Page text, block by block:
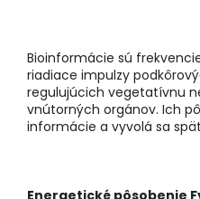
Bioinformácie sú
riadiace impulzy
regulujúcich vegetatívnu
vnútorných orgánov. Ich
informácie a vyvolá sa